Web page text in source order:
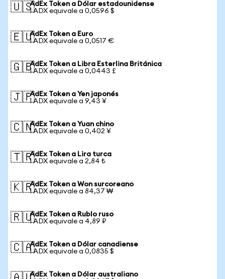
🇺🇸AdEx Token a Dólar estadounidense
1 ADX equivale a 0,0596 $
🇪🇺AdEx Token a Euro
1 ADX equivale a 0,0517 €
🇬🇧AdEx Token a Libra Esterlina Británica
1 ADX equivale a 0,0443 £
🇯🇵AdEx Token a Yen japonés
1 ADX equivale a 9,43 ¥
🇨🇳AdEx Token a Yuan chino
1 ADX equivale a 0,402 ¥
🇹🇷AdEx Token a Lira turca
1 ADX equivale a 2,84 ₺
🇰🇷AdEx Token a Won surcoreano
1 ADX equivale a 84,37 ₩
🇷🇺AdEx Token a Rublo ruso
1 ADX equivale a 4,89 ₽
🇨🇦AdEx Token a Dólar canadiense
1 ADX equivale a 0,0835 $
AdEx Token a Dólar australiano